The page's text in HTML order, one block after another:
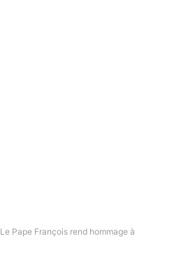
Le Pape François rend hommage à